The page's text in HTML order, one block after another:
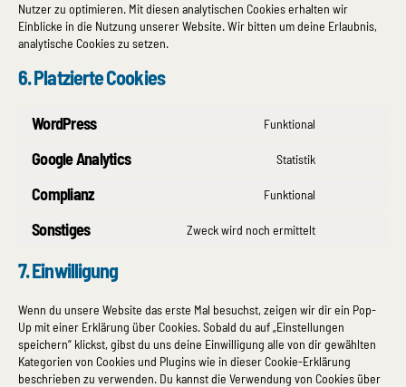
Nutzer zu optimieren. Mit diesen analytischen Cookies erhalten wir
Einblicke in die Nutzung unserer Website. Wir bitten um deine Erlaubnis,
analytische Cookies zu setzen.
6. Platzierte Cookies
WordPress Funktional
Google Analytics Statistik
Complianz Funktional
Sonstiges Zweck wird noch ermittelt
sonstiges
7. Einwilligung
Wenn du unsere Website das erste Mal besuchst, zeigen wir dir ein Pop-
Up mit einer Erklärung über Cookies. Sobald du auf „Einstellungen
speichern“ klickst, gibst du uns deine Einwilligung alle von dir gewählten
Kategorien von Cookies und Plugins wie in dieser Cookie-Erklärung
beschrieben zu verwenden. Du kannst die Verwendung von Cookies über